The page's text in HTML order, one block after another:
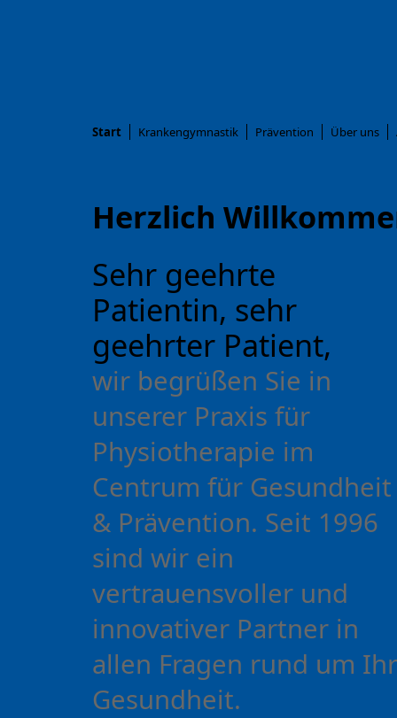
Herzlich
Sehr geehrte
Patientin, sehr
geehrter Patient,
wir begrüßen Sie in
unserer Praxis für
Physiotherapie im
Centrum für Gesundheit
& Prävention. Seit 1996
sind wir ein
vertrauensvoller und
innovativer Partner in
allen Fragen rund um
Gesundheit.
Start Krankengymnastik Prävention Über uns